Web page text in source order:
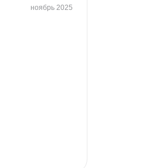
ноябрь 2025